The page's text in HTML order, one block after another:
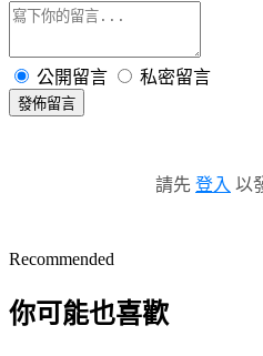
公開留言 私密留言
發佈留言
請先 登入 以
Recommended
你可能也喜歡